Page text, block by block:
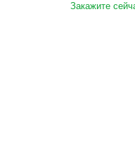
Закажите